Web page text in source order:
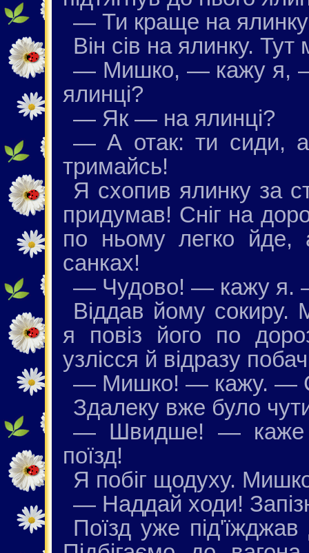
— Ти краще на
Він сів на ялинку.
— Мишко, — кажу я, —
ялинці?
— Як — на ялинці?
— А отак: ти сиди, а
тримайсь!
Я схопив ялинку за
придумав! Сніг на
по ньому легко
санках!
— Чудово! — кажу я.
Віддав йому сокиру.
я повіз його по
узлісся й відразу
— Мишко! — кажу. —
Здалеку вже було
— Швидше! — каже
поїзд!
Я побіг щодуху.
— Наддай ходи!
Поїзд уже під'їжджав